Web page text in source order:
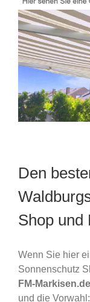
Den
Shop und
Wenn Sie hier
Sonnenschutz
FM-Markisen.de
und die